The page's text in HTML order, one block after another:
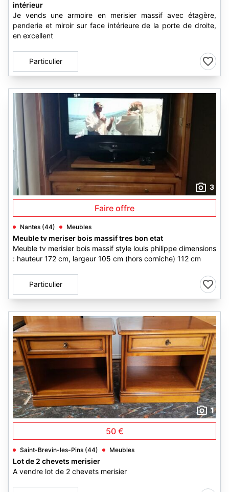
intérieur
Je vends une armoire en merisier massif avec étagère,
penderie et miroir sur face intérieure de la porte de droite,
en excellent
Particulier
3
Faire offre
Nantes (44) Meubles
Meuble tv meriser bois massif tres bon etat
Meuble tv merisier bois massif style louis philippe dimensions
: hauteur 172 cm, largeur 105 cm (hors corniche) 112 cm
Particulier
1
50 €
Saint-Brevin-les-Pins (44) Meubles
Lot de 2 chevets merisier
A vendre lot de 2 chevets merisier